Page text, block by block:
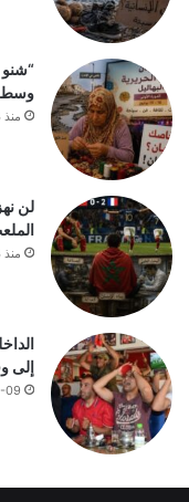
وسط
منذ 4 أسابيع
لن
منذ 4 أسابيع
إلى
09